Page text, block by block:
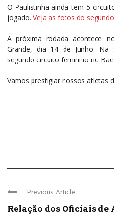
O Paulistinha ainda tem 5
jogado. Veja as fotos do
A próxima rodada acontece
Grande, dia 14 de Junho. Na
segundo circuito feminino no
Vamos prestigiar nossos atletas
Previous Article
Relação dos Oficiais de